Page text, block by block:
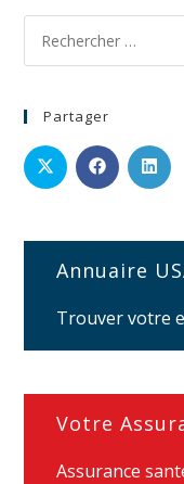
Partager
Annuaire
Trouver votre
Votre
Assurance